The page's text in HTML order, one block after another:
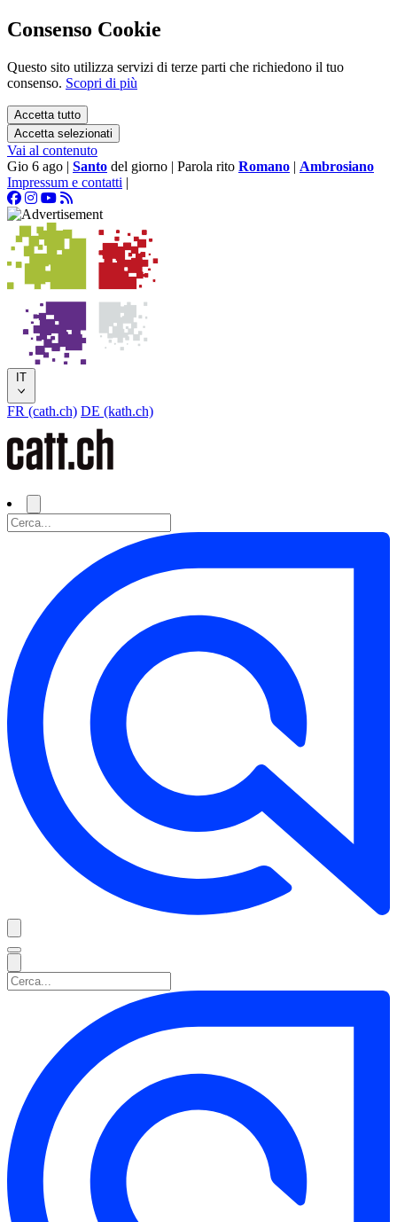
Consenso Cookie
Questo sito utilizza servizi di terze parti che richiedono il tuo
consenso. Scopri di più
Accetta tutto
Accetta selezionati
Vai al contenuto
Gio 6 ago | Santo del giorno | Parola rito Romano | Ambrosiano
Impressum e contatti |
IT
FR (cath.ch) DE (kath.ch)